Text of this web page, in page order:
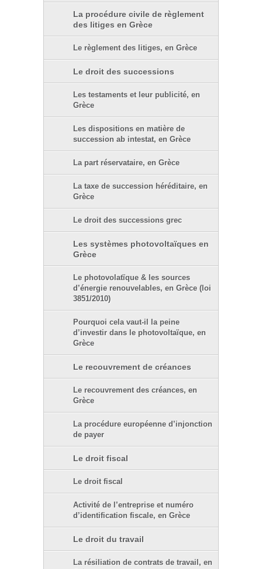
La procédure civile de règlement
des litiges en Grèce
Le règlement des litiges, en Grèce
Le droit des successions
Les testaments et leur publicité, en
Grèce
Les dispositions en matière de
succession ab intestat, en Grèce
La part réservataire, en Grèce
La taxe de succession héréditaire, en
Grèce
Le droit des successions grec
Les systèmes photovoltaïques en
Grèce
Le photovolatïque & les sources
d’énergie renouvelables, en Grèce (loi
3851/2010)
Pourquoi cela vaut-il la peine
d’investir dans le photovoltaïque, en
Grèce
Le recouvrement de créances
Le recouvrement des créances, en
Grèce
La procédure européenne d’injonction
de payer
Le droit fiscal
Le droit fiscal
Activité de l’entreprise et numéro
d’identification fiscale, en Grèce
Le droit du travail
La résiliation de contrats de travail, en